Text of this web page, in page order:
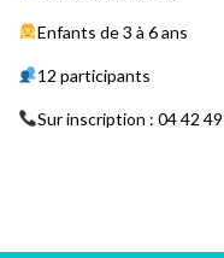
Enfants de 3 à 6 ans
12 participants
Sur inscription : 04 42 49